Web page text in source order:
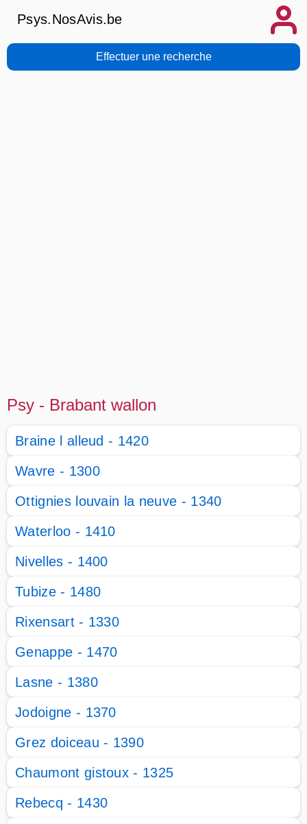
Psys.NosAvis.be
Effectuer une recherche
Psy - Brabant wallon
Braine l alleud - 1420
Wavre - 1300
Ottignies louvain la neuve - 1340
Waterloo - 1410
Nivelles - 1400
Tubize - 1480
Rixensart - 1330
Genappe - 1470
Lasne - 1380
Jodoigne - 1370
Grez doiceau - 1390
Chaumont gistoux - 1325
Rebecq - 1430